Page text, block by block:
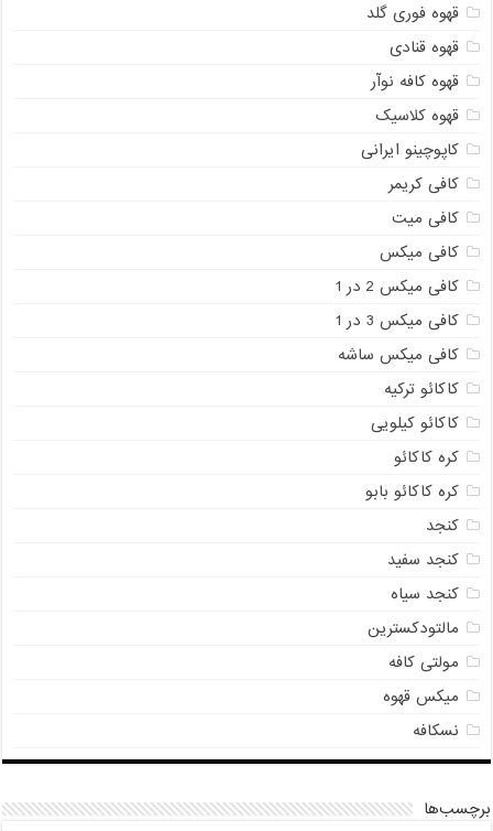
قهوه فوری گلد
قهوه قنادی
قهوه کافه نوآر
قهوه کلاسیک
کاپوچینو ایرانی
کافی کریمر
کافی میت
کافی میکس
کافی میکس 2 در 1
کافی میکس 3 در 1
کافی میکس ساشه
کاکائو ترکیه
کاکائو کیلویی
کره کاکائو
کره کاکائو بابو
کنجد
کنجد سفید
کنجد سیاه
مالتودکسترین
مولتی کافه
میکس قهوه
نسکافه
برچسب‌ها